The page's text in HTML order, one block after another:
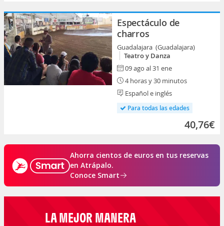
Espectáculo de
charros
Guadalajara (Guadalajara)
Teatro y Danza
09 ago al 31 ene
4 horas y 30 minutos
Español e inglés
Para todas las edades
40,76€
Ahorra cientos de euros en tus reservas
en Atrápalo.
Conoce Smart
LA MEJOR MANERA